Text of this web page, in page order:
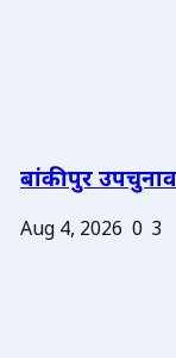
बांकीपुर
Aug 4, 2026 0 3